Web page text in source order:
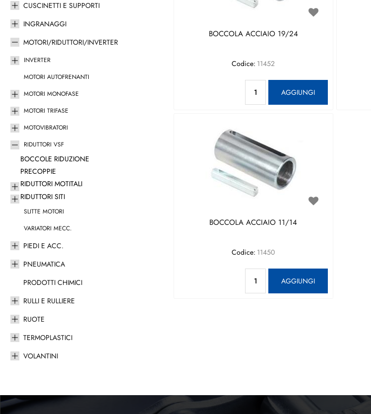
CUSCINETTI E SUPPORTI
INGRANAGGI
MOTORI/RIDUTTORI/INVERTER
INVERTER
MOTORI AUTOFRENANTI
MOTORI MONOFASE
MOTORI TRIFASE
MOTOVIBRATORI
RIDUTTORI VSF
BOCCOLE RIDUZIONE
PRECOPPIE
RIDUTTORI MOTITALI
RIDUTTORI SITI
SLITTE MOTORI
VARIATORI MECC.
PIEDI E ACC.
PNEUMATICA
PRODOTTI CHIMICI
RULLI E RULLIERE
RUOTE
TERMOPLASTICI
VOLANTINI
BOCCOLA ACCIAIO 19/24
Codice: 11452
AGGIUNGI
BOCCOLA ACCIAIO 11/14
Codice: 11450
AGGIUNGI